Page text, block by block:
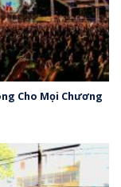
Cho Mọi Chương